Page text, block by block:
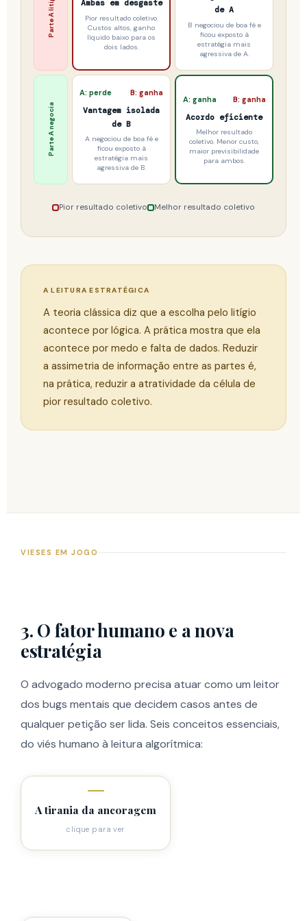
Parte A litiga Ambas em desgaste
Pior resultado coletivo.
Custos altos, ganho
líquido baixo para os
dois lados.
de A
B negociou de boa fé e
ficou exposto à
estratégia mais
agressiva de A.
Parte A negocia
A: perde B: ganha
Vantagem isolada
de B
A negociou de boa fé e
ficou exposto à
estratégia mais
agressiva de B.
A: ganha B: ganha
Acordo eficiente
Melhor resultado
coletivo. Menor custo,
maior previsibilidade
para ambos.
Pior resultado coletivo Melhor resultado coletivo
A LEITURA ESTRATÉGICA
A teoria clássica diz que a escolha pelo litígio
acontece por lógica. A prática mostra que ela
acontece por medo e falta de dados. Reduzir
a assimetria de informação entre as partes é,
na prática, reduzir a atratividade da célula de
pior resultado coletivo.
VIESES EM JOGO
3. O fator humano e a nova
estratégia
O advogado moderno precisa atuar como um leitor
dos bugs mentais que decidem casos antes de
qualquer petição ser lida. Seis conceitos essenciais,
do viés humano à leitura algorítmica:
A tirania da ancoragem
clique para ver
batalha. Quem ancora primeiro força o oponente a
gastar energia apenas para se afastar daquele valor.